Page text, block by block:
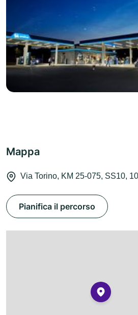
Mappa
Via Torino, KM 25-075, SS10,
Pianifica il percorso